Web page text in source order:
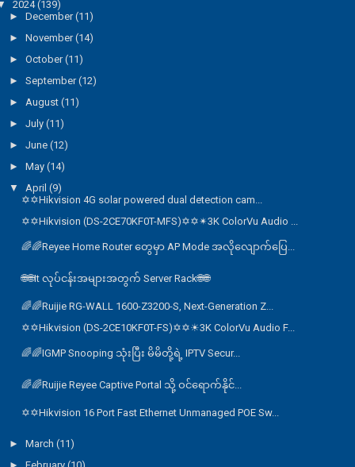
2024(139)
► December(11)
► November(14)
► October(11)
► September(12)
► August (11)
► July (11)
► June (12)
► May (14)
▼ April (9)
✡️✡️Hikvision 4G solar powered dual detection cam...
✡✡Hikvision (DS-2CE70KF0T-MFS)✡✡✴3K ColorVu Audio ...
🌈🌈Reyee Home Router တွေမှာ AP Mode အလိုလျောက်ပြေ...
🌐🌐It လုပ်ငန်းအများအတွက် Server Rack🌐🌐
🌈🌈Ruijie RG-WALL 1600-Z3200-S, Next-Generation Z...
✡✡Hikvision (DS-2CE10KF0T-FS)✡✡☀3K ColorVu Audio F...
🌈🌈IGMP Snooping သုံးပြီး မိမိတို့ရဲ့ IPTV Secur...
🌈🌈Ruijie Reyee Captive Portal သို့ ဝင်ရောက်နိုင်...
✡✡Hikvision 16 Port Fast Ethernet Unmanaged POE Sw...
► March (11)